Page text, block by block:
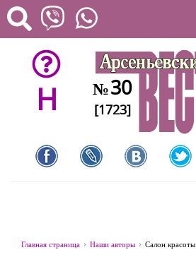
H №30
[1723]
Главная страница Наши авторы Салон красоты